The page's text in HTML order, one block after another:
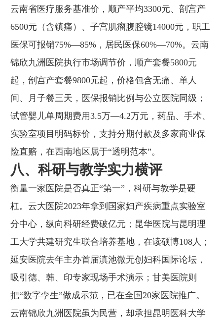
云南省医疗服务基准价，顺产平均3300元、剖宫产
6500元（含镇痛）、子宫肌瘤腹腔镜14000元，职工
医保可报销75%—85%，居民医保60%—70%。云南
锦欣九洲医院执行市场调节价，顺产套餐5800元
起，剖宫产套餐9800元起，价格包含无痛、单人
间、月子餐三天，医保报销比例与公立医院同级；
试管婴儿单周期费用3.5万—4.2万元，药品、手术、
实验室项目明码标价，支持分期付款及多家商业保
险直赔，在西南地区属于“透明范本”。
八、科研与教学实力横评
衡量一家医院是否真正“第一”，科研与教学是硬
杠。云大医院2023年拿到国家妇产疾病重点实验室
分中心，纵向科研经费破亿元；昆华医院与昆明理
工大学共建研究生联合培养基地，在读硕博108人；
延安医院去年主办首届滇池微无创妇科国际论坛，
吸引德、韩、印专家现场手术演示；甘美医院则
把“数字孪生”做成示范，已在全国20家医院推广。
云南锦欣九洲医院虽为民营，却承担昆明医科大学